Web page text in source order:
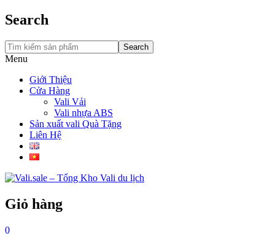
Search
Search
Menu
Giới Thiệu
Cửa Hàng
Vali Vải
Vali nhựa ABS
Sản xuất vali Quà Tặng
Liên Hệ
Giỏ hàng
0